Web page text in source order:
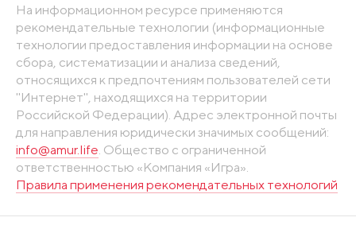
На информационном ресурсе применяются
рекомендательные технологии (информационные
технологии предоставления информации на основе
сбора, систематизации и анализа сведений,
относящихся к предпочтениям пользователей сети
"Интернет", находящихся на территории
Российской Федерации). Адрес электронной почты
для направления юридически значимых сообщений:
info@amur.life . Общество с ограниченной
ответственностью «Компания «Игра».
Правила применения рекомендательных технологий